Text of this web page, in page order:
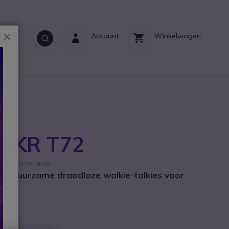
Winkelwagen
Account
T72
duurzame draadloze walkie-talkies voor